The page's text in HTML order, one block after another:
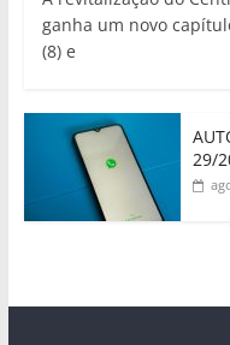
ganha um novo
(8) e
29/